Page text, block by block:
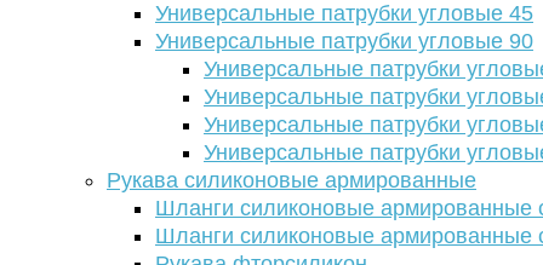
Универсальные патрубки угловые 45
Универсальные патрубки угловые 90
Универсальные патрубки
Универсальные патрубки
Универсальные патрубки
Универсальные патрубки
Рукава силиконовые армированные
Шланги силиконовые армированные
Шланги силиконовые армированные